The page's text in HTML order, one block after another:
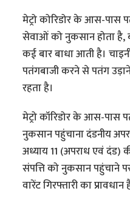
मेट्रो कोरिडोर के आस-पास
सेवाओं को नुकसान होता है,
कई बार बाधा आती है।
पतंगबाजी करने से पतंग
रहता है।
मेट्रो कॉरिडोर के आस-पास
नुकसान पहुंचाना दंडनीय
अध्याय 11 (अपराध एवं दंड)
संपत्ति को नुकसान पहुंचाने
वारेंट गिरफ्तारी का प्रावधान